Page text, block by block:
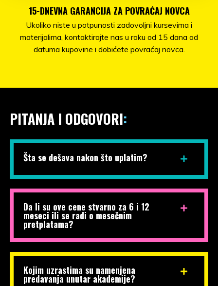
15-DNEVNA GARANCIJA ZA POVRAĆAJ NOVCA
Ukoliko niste u potpunosti zadovoljni kursevima i
materijalima, kontaktirajte nas u roku od 15 dana od
datuma kupovine i dobićete povraćaj novca.
PITANJA I ODGOVORI:
Šta se dešava nakon što uplatim?
Da li su ove cene stvarno za 6 i 12
meseci ili se radi o mesečnim
pretplatama?
Kojim uzrastima su namenjena
predavanja unutar akademije?